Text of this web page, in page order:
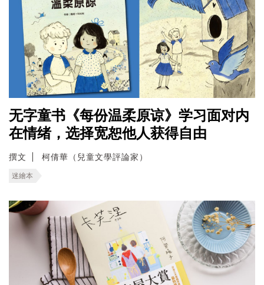
无字童书《每份温柔原谅》学习面对内
在情绪，选择宽恕他人获得自由
撰文 柯倩華（兒童文學評論家）
迷繪本